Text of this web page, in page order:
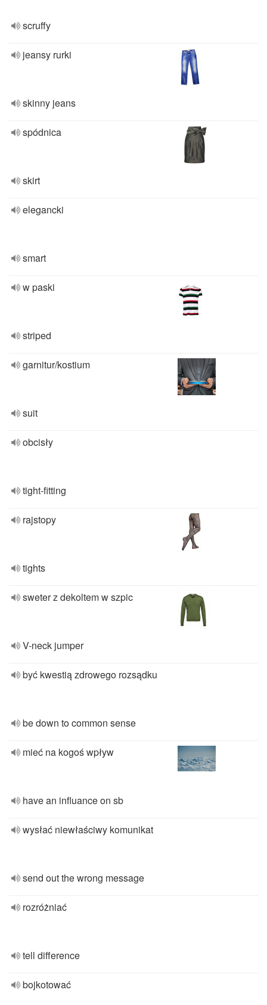
scruffy
jeansy rurki
skinny jeans
spódnica
skirt
elegancki
smart
w paski
striped
garnitur/kostium
suit
obcisły
tight-fitting
rajstopy
tights
sweter z dekoltem w szpic
V-neck jumper
być kwestią zdrowego rozsądku
be down to common sense
mieć na kogoś wpływ
have an influance on sb
wysłać niewłaściwy komunikat
send out the wrong message
rozróżniać
tell difference
bojkotować